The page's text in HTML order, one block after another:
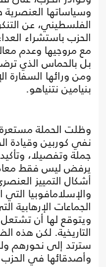
وسياساتها
الفلسطيني، عن
الحزب باستشراء
مع مروجيها وعدم
بل بالحماس الذي
ومن ورائها السفارة
بنيامين نتنياهو.
وظلت الحملة
نفي كوربين وقيادة
جملة وتفصيلا،
يرفض ليس فقط
أشكال التمييز
والإسلامافوبيا
الجماعات الإرهابية
ويتوقع لها أن
التاريخية. لكن هذه
سترتد إلى نحورهم
وأصدقائها في